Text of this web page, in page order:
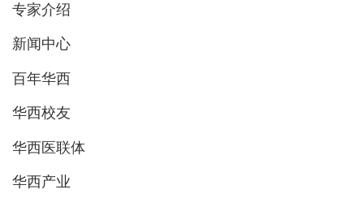
专家介绍
新闻中心
百年华西
华西校友
华西医联体
华西产业